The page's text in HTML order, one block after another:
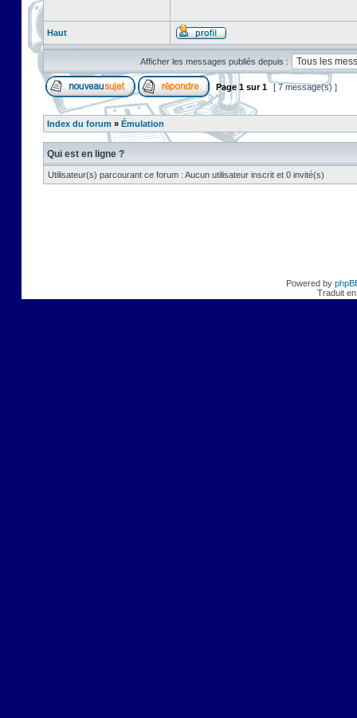
Haut
Afficher les messages publiés depuis :
Page 1 sur1 [ 7 message(s) ]
Index du forum » Émulation
Qui est en ligne ?
Utilisateur(s) parcourant ce forum : Aucun utilisateur inscrit et 0 invité(s)
Powered by
Traduit